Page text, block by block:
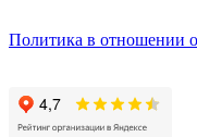
Политика в отношении